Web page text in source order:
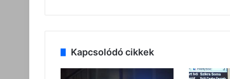
Kapcsolódó cikkek